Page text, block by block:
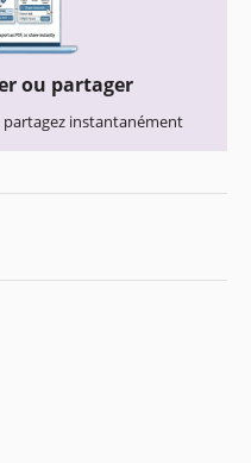
ou partager
partagez instantanément